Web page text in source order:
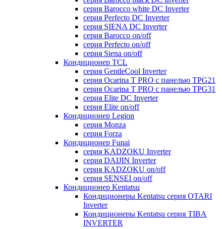
серия Barocco white DC Inverter
серия Perfecto DC Inverter
серия SIENA DC Inverter
серия Barocco on/off
серия Perfecto on/off
серия Siena on/off
Кондиционер TCL
серия GentleCool Inverter
серия Ocarina T PRO c панелью TPG21
серия Ocarina T PRO c панелью TPG31
серия Elite DC Inverter
серия Elite on/off
Кондиционер Legion
серия Monza
серия Forza
Кондиционер Funai
серия KADZOKU Inverter
серия DAIJIN Inverter
серия KADZOKU on/off
серия SENSEI on/off
Кондиционер Kentatsu
Кондиционеры Kentatsu серия OTARI
Inverter
Кондиционеры Kentatsu серия TIBA
INVERTER